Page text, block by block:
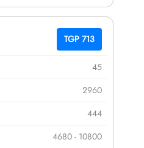
TGP 713
45
2960
444
4680 - 10800